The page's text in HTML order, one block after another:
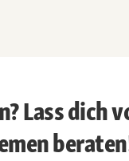
Lass dich